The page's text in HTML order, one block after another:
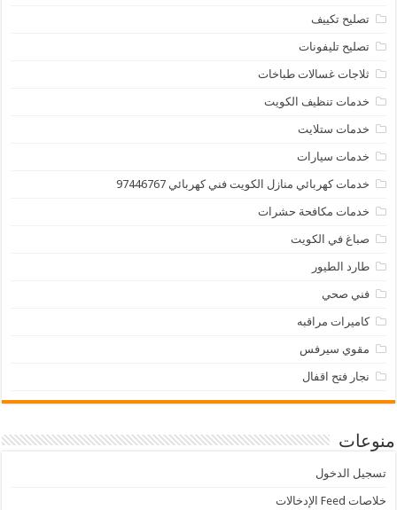
تصليح تكييف
تصليح تليفونات
ثلاجات غسالات طباخات
خدمات تنظيف الكويت
خدمات ستلايت
خدمات سيارات
خدمات كهربائي منازل الكويت فني كهربائي 97446767
خدمات مكافحة حشرات
صباغ في الكويت
طارد الطيور
فني صحي
كاميرات مراقبه
مقوي سيرفس
نجار فتح اقفال
منوعات
تسجيل الدخول
خلاصات Feed الإدخالات